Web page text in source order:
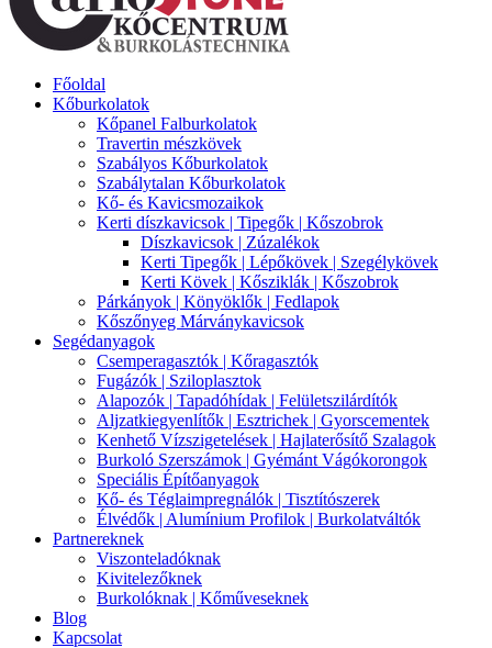
Főoldal
Kőburkolatok
Kőpanel Falburkolatok
Travertin mészkövek
Szabályos Kőburkolatok
Szabálytalan Kőburkolatok
Kő- és Kavicsmozaikok
Kerti díszkavicsok | Tipegők | Kőszobrok
Díszkavicsok | Zúzalékok
Kerti Tipegők | Lépőkövek | Szegélykövek
Kerti Kövek | Kősziklák | Kőszobrok
Párkányok | Könyöklők | Fedlapok
Kőszőnyeg Márványkavicsok
Segédanyagok
Csemperagasztók | Kőragasztók
Fugázók | Sziloplasztok
Alapozók | Tapadóhídak | Felületszilárdítók
Aljzatkiegyenlítők | Esztrichek | Gyorscementek
Kenhető Vízszigetelések | Hajlaterősítő Szalagok
Burkoló Szerszámok | Gyémánt Vágókorongok
Speciális Építőanyagok
Kő- és Téglaimpregnálók | Tisztítószerek
Élvédők | Alumínium Profilok | Burkolatváltók
Partnereknek
Viszonteladóknak
Kivitelezőknek
Burkolóknak | Kőműveseknek
Blog
Kapcsolat